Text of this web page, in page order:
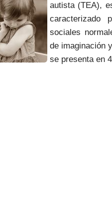
autista (TEA),
caracterizado
sociales
de imaginación
se presenta en